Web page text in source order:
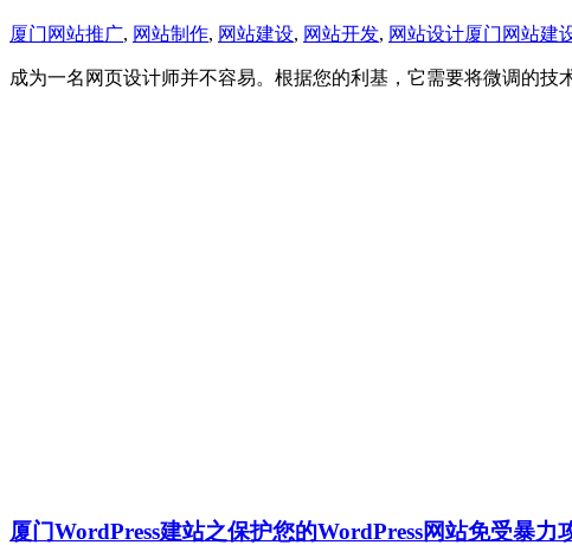
厦门网站推广, 网站制作, 网站建设, 网站开发, 网站设计厦门网站建
成为一名网页设计师并不容易。根据您的利基，它需要将微调的
厦门WordPress建站之保护您的WordPress网站免受暴力